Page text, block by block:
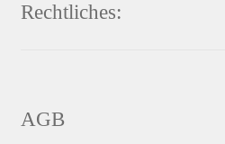
Rechtliches:
AGB